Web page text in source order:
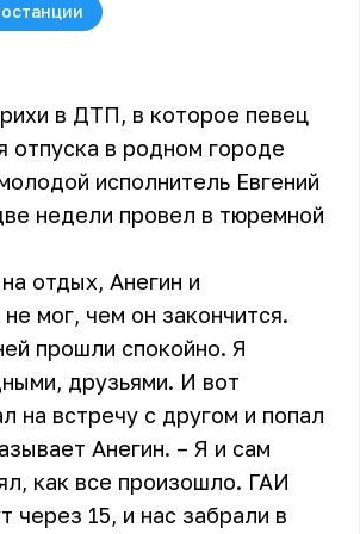
в ДТП, в которое певец
отпуска в родном городе
исполнитель Евгений
недели провел в тюремной
отдых, Анегин и
мог, чем он закончится.
прошли спокойно. Я
друзьями. И вот
на встречу с другом и попал
Анегин. – Я и сам
как все произошло. ГАИ
через 15, и нас забрали в